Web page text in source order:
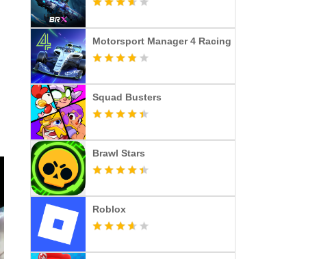
Motorsport Manager 4 Racing
Squad Busters
Brawl Stars
Roblox